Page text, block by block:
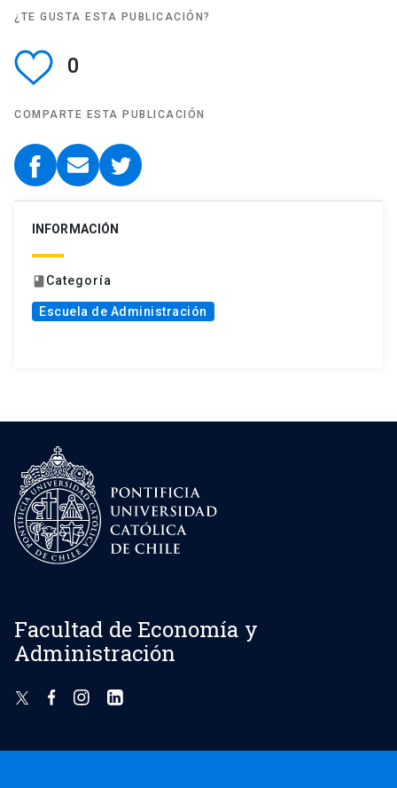
¿TE GUSTA ESTA PUBLICACIÓN?
0
COMPARTE ESTA PUBLICACIÓN
INFORMACIÓN
book Categoría
Escuela de Administración
Facultad de Economía y
Administración